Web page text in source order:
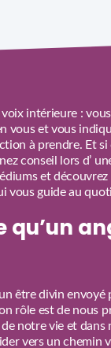
intérieure :
vous et vous
à prendre. Et si
conseil lors d’
et découvrez
vous guide au
qu’un
un être divin
rôle est de nous
notre vie et dans
vers un chemin